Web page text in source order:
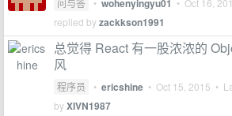
问与答 • wohenyingyu01 • Oct 16,
replied byzackkson1991
总觉得 React 有一股浓浓的
风
程序员 • ericshine • Oct 15, 2015 •
byXIVN1987